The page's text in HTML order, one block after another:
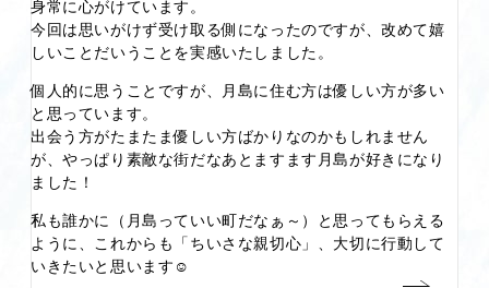
身常に心がけています。
今回は思いがけず受け取る側になったのですが、改めて嬉
しいことだいうことを実感いたしました。
個人的に思うことですが、月島に住む方は優しい方が多い
と思っています。
出会う方がたまたま優しい方ばかりなのかもしれません
が、やっぱり素敵な街だなあとますます月島が好きになり
ました！
私も誰かに（月島っていい町だなぁ～）と思ってもらえる
ように、これからも「ちいさな親切心」、大切に行動して
いきたいと思います☺